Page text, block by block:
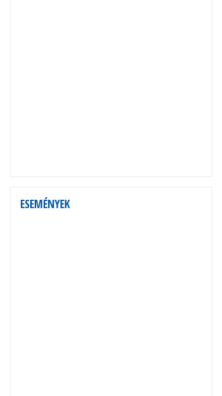
ESEMÉNYEK